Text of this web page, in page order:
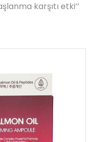
karşıtı etki’’